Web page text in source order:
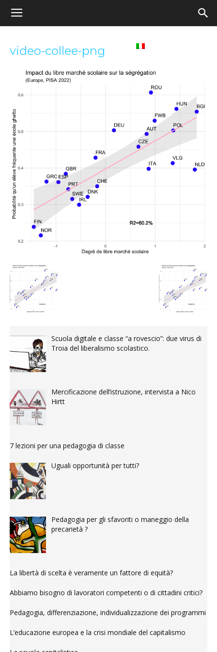
Appel
pour
une
école
démocratique
video-collee-png
Scuola digitale e classe “a rovescio”: due virus di
Troia del liberalismo scolastico.
Mercificazione dell’istruzione, intervista a Nico
Hirtt
7 lezioni per una pedagogia di classe
Uguali opportunità per tutti?
Pedagogia per gli sfavoriti o maneggio della
precarietà ?
La libertà di scelta è veramente un fattore di equità?
Abbiamo bisogno di lavoratori competenti o di cittadini critici?
Pedagogia, differenziazione, individualizzazione dei programmi
L’educazione europea e la crisi mondiale del capitalismo